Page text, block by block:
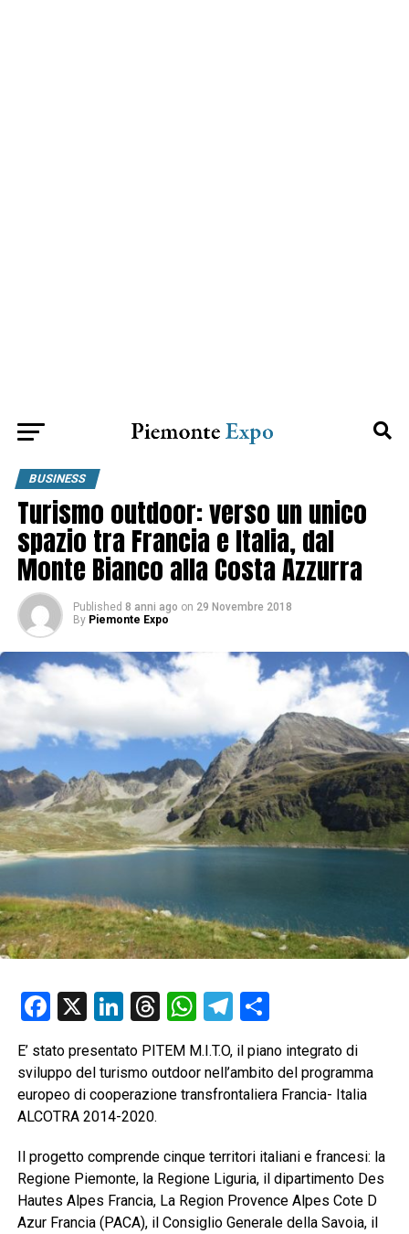
BUSINESS
Turismo outdoor: verso un unico
spazio tra Francia e Italia, dal
Monte Bianco alla Costa Azzurra
Published 8 anni ago on 29 Novembre 2018
By Piemonte Expo
Facebook
X LinkedIn
Threads
WhatsApp
Telegram
Condividi
E’ stato presentato PITEM M.I.T.O, il piano integrato di
sviluppo del turismo outdoor nell’ambito del programma
europeo di cooperazione transfrontaliera Francia- Italia
ALCOTRA 2014-2020.
Il progetto comprende cinque territori italiani e francesi: la
Regione Piemonte, la Regione Liguria, il dipartimento Des
Hautes Alpes Francia, La Region Provence Alpes Cote D
Azur Francia (PACA), il Consiglio Generale della Savoia, il